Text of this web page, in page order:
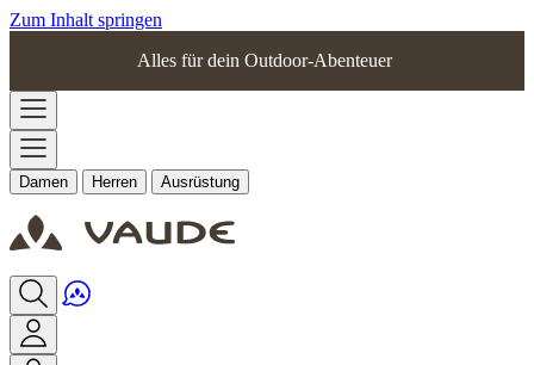
Zum Inhalt springen
Alles für dein Outdoor-Abenteuer
Damen Herren Ausrüstung